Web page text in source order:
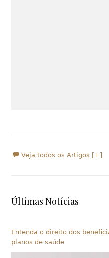
Veja todos os Artigos [+]
Últimas Notícias
Entenda o direito dos
planos de saúde